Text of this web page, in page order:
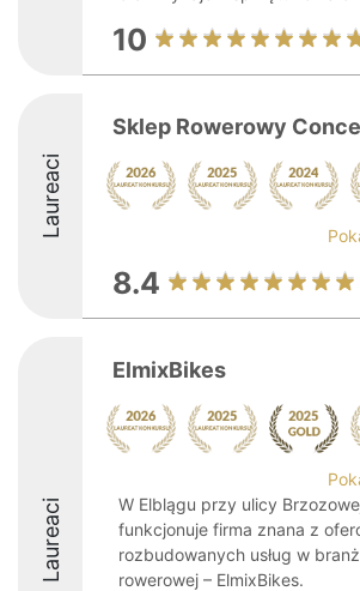
10
Laureaci
Sklep Rowerowy
8.4
Laureaci
ElmixBikes
W Elblągu przy ulicy
funkcjonuje firma znana z
rozbudowanych usług w
rowerowej – ElmixBikes.